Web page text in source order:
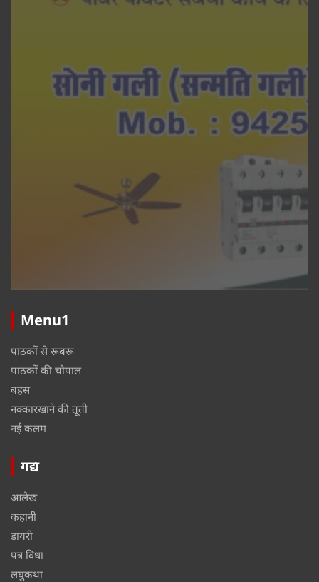
Menu1
पाठकों से रूबरू
पाठकों की चौपाल
बहस
नक्कारखाने की तूती
नई कलम
गद्य
आलेख
कहानी
डायरी
पत्र विधा
लघुकथा